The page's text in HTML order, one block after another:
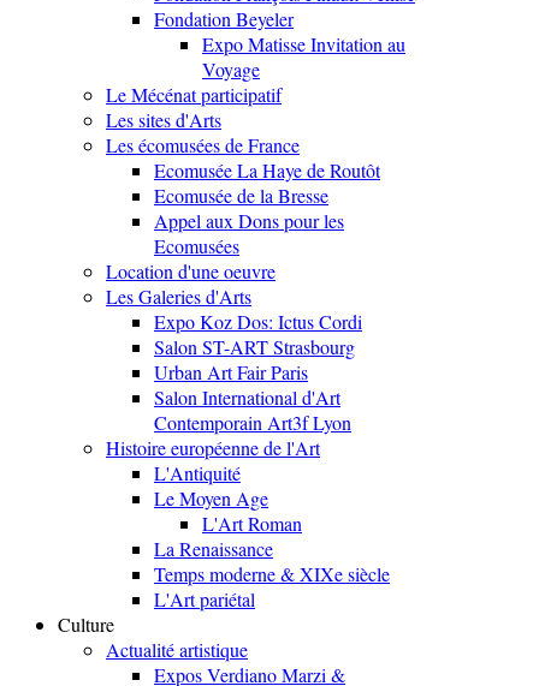
Fondation Beyeler
Expo Matisse Invitation au
Voyage
Le Mécénat participatif
Les sites d'Arts
Les écomusées de France
Ecomusée La Haye de Routôt
Ecomusée de la Bresse
Appel aux Dons pour les
Ecomusées
Location d'une oeuvre
Les Galeries d'Arts
Expo Koz Dos: Ictus Cordi
Salon ST-ART Strasbourg
Urban Art Fair Paris
Salon International d'Art
Contemporain Art3f Lyon
Histoire européenne de l'Art
L'Antiquité
Le Moyen Age
L'Art Roman
La Renaissance
Temps moderne & XIXe siècle
L'Art pariétal
Culture
Actualité artistique
Expos Verdiano Marzi &